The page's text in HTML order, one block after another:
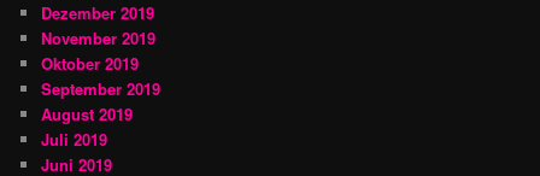
Dezember 2019
November 2019
Oktober 2019
September 2019
August 2019
Juli 2019
Juni 2019